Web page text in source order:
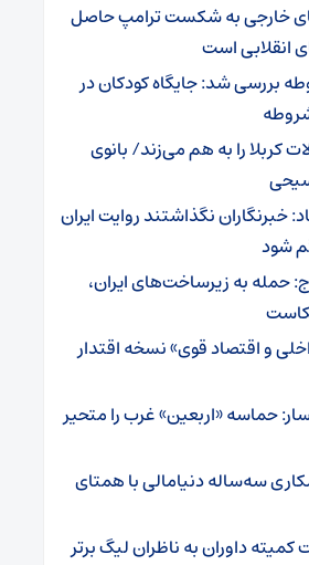
خارجی به شکست ترامپ حاصل
انقلابی است
بررسی شد: جایگاه کودکان در
کربلا را به هم می‌زند/ بانوی
خبرنگاران نگذاشتند روایت ایران
شود
حمله به زیرساخت‌های ایران،
و اقتصاد قوی» نسخه اقتدار
حماسه «اربعین» غرب را متحیر
سه‌ساله دنیامالی با همتای
داوران به ناظران لیگ برتر